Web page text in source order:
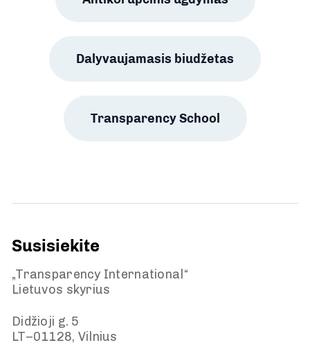
Dalyvaujamasis biudžetas
Transparency School
Susisiekite
„Transparency International“
Lietuvos skyrius
Didžioji g. 5
LT–01128, Vilnius